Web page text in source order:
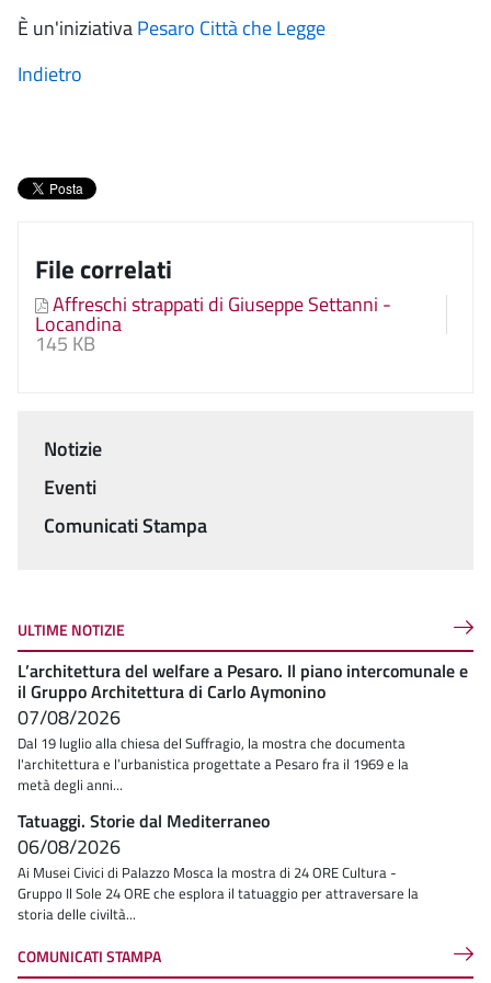
È un'iniziativaPesaro Città che Legge
Indietro
File correlati
Affreschi strappati di Giuseppe Settanni -
Locandina
145 KB
Menu
Notizie
Eventi
Comunicati Stampa
ULTIME NOTIZIE
L’architettura del welfare a Pesaro. Il piano intercomunale e
il Gruppo Architettura di Carlo Aymonino
07/08/2026
Dal 19 luglio alla chiesa del Suffragio, la mostra che documenta
l'architettura e l’urbanistica progettate a Pesaro fra il 1969 e la
metà degli anni...
Tatuaggi. Storie dal Mediterraneo
06/08/2026
Ai Musei Civici di Palazzo Mosca la mostra di 24 ORE Cultura -
Gruppo Il Sole 24 ORE che esplora il tatuaggio per attraversare la
storia delle civiltà...
COMUNICATI STAMPA